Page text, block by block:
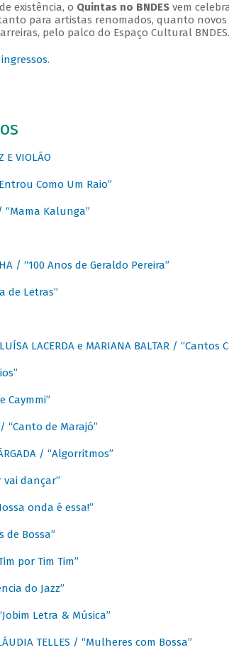
existência, o Quintas no BNDESvem
para artistas renomados, quanto
pelo palco do Espaço Cultural BNDES.
.
E VIOLÃO
Como Um Raio”
/ “Mama Kalunga”
/ “100 Anos de Geraldo Pereira”
de Letras”
LACERDA e MARIANA BALTAR / “Cantos
Caymmi”
/ “Canto de Marajó”
/ “Algorritmos”
vai dançar”
onda é essa!”
de Bossa”
por Tim Tim”
do Jazz”
Letra & Música”
TELLES / “Mulheres com Bossa”